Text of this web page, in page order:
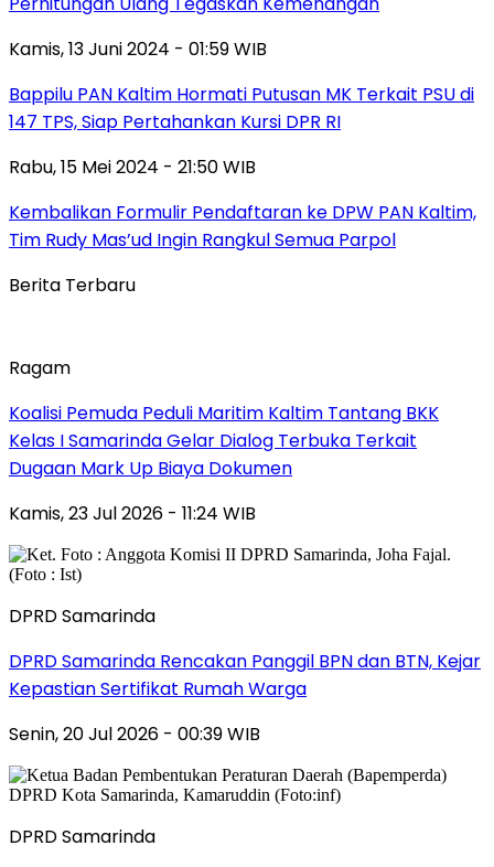
Kamis, 13 Juni 2024 - 01:59 WIB
Bappilu PAN Kaltim Hormati Putusan MK Terkait PSU di
147 TPS, Siap Pertahankan Kursi DPR RI
Rabu, 15 Mei 2024 - 21:50 WIB
Kembalikan Formulir Pendaftaran ke DPW PAN Kaltim,
Tim Rudy Mas’ud Ingin Rangkul Semua Parpol
Berita Terbaru
Ragam
Koalisi Pemuda Peduli Maritim Kaltim Tantang BKK
Kelas I Samarinda Gelar Dialog Terbuka Terkait
Dugaan Mark Up Biaya Dokumen
Kamis, 23 Jul 2026 - 11:24 WIB
DPRD Samarinda
DPRD Samarinda Rencakan Panggil BPN dan BTN, Kejar
Kepastian Sertifikat Rumah Warga
Senin, 20 Jul 2026 - 00:39 WIB
DPRD Samarinda